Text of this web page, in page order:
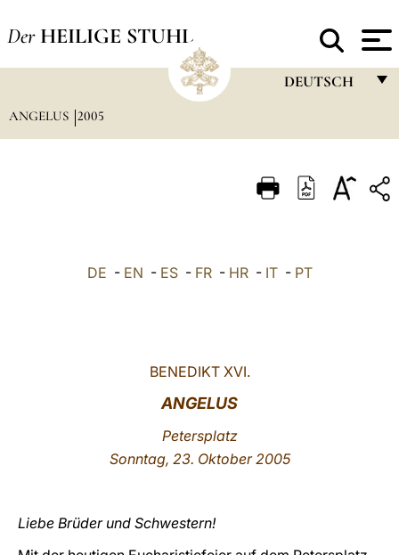
Der HEILIGE STUHL
DEUTSCH
ITALIANO
ANGELUS 2005
DE - EN - ES- FR- HR- IT- PT
BENEDIKT XVI.
ANGELUS
Petersplatz
Sonntag, 23. Oktober 2005
Liebe Brüder und Schwestern!